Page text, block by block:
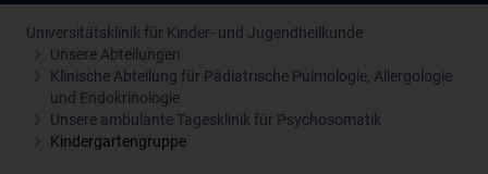
Universitätsklinik für Kinder- und Jugendheilkunde
Unsere Abteilungen
Klinische Abteilung für Pädiatrische Pulmologie, Allergologie
und Endokrinologie
Unsere ambulante Tagesklinik für Psychosomatik
Kindergartengruppe